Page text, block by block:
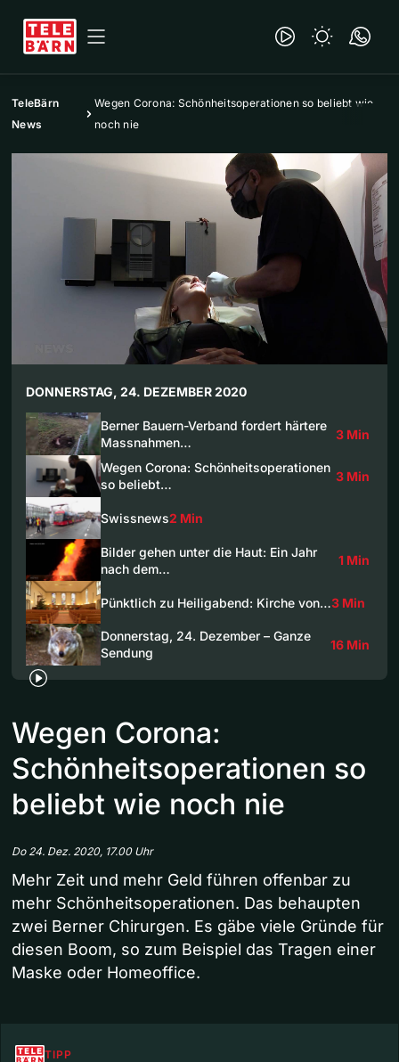
TeleBärn
News
Wegen Corona: Schönheitsoperationen so beliebt wie
noch nie
DONNERSTAG, 24. DEZEMBER 2020
Berner Bauern-Verband fordert härtere
Massnahmen…
3 Min
Wegen Corona: Schönheitsoperationen
so beliebt…
3 Min
Swissnews2 Min
Bilder gehen unter die Haut: Ein Jahr
nach dem…
1 Min
Pünktlich zu Heiligabend: Kirche von…3 Min
Donnerstag, 24. Dezember – Ganze
Sendung
16 Min
Wegen Corona:
Schönheitsoperationen so
beliebt wie noch nie
Do 24. Dez. 2020, 17.00 Uhr
Mehr Zeit und mehr Geld führen offenbar zu
mehr Schönheitsoperationen. Das behaupten
zwei Berner Chirurgen. Es gäbe viele Gründe für
diesen Boom, so zum Beispiel das Tragen einer
Maske oder Homeoffice.
TIPP